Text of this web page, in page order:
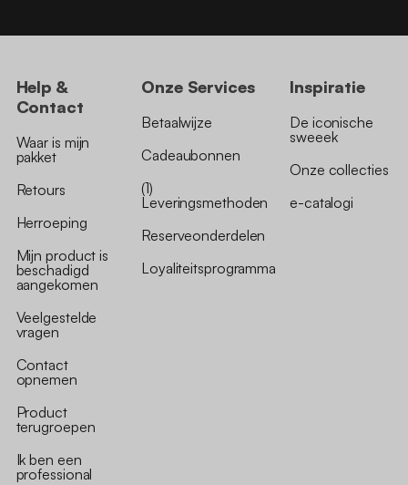
Help &
Contact
Waar is mijn
pakket
Retours
Herroeping
Mijn product is
beschadigd
aangekomen
Veelgestelde
vragen
Contact
opnemen
Product
terugroepen
Ik ben een
professional
Onze Services
Betaalwijze
Cadeaubonnen
(1)
Leveringsmethoden
Reserveonderdelen
Loyaliteitsprogramma
Inspiratie
De iconische
sweeek
Onze collecties
e-catalogi